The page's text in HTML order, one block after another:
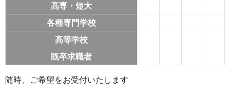
高専・短大
各種専門学校
高等学校
既卒求職者
随時、ご希望をお受付いたします